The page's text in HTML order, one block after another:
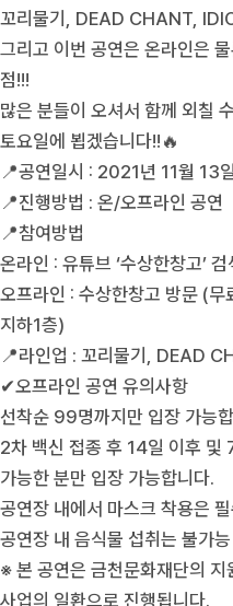
꼬리물기, DEAD CHANT,
그리고 이번 공연은 온라인은
점!!!
많은 분들이 오셔서 함께 외칠
토요일에 뵙겠습니다!!🔥
📍공연일시 : 2021년 11월 13
📍진행방법 : 온/오프라인 공연
📍참여방법
온라인 : 유튜브 ‘수상한창고’ 검
오프라인 : 수상한창고 방문 (
지하1층)
📍라인업 : 꼬리물기, DEAD
✔오프라인 공연 유의사항
선착순 99명까지만 입장 가능
2차 백신 접종 후 14일 이후 및
가능한 분만 입장 가능합니다.
공연장 내에서 마스크 착용은
공연장 내 음식물 섭취는 불가
※ 본 공연은 금천문화재단의 지
사업의 일환으로 진행됩니다.